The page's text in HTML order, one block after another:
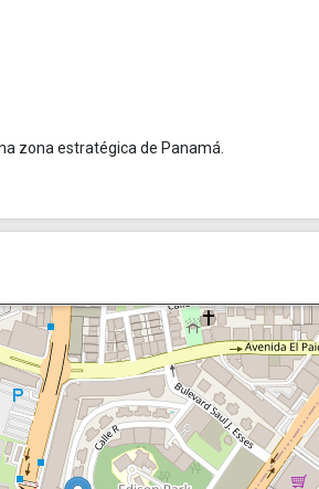
zona estratégica de Panamá.